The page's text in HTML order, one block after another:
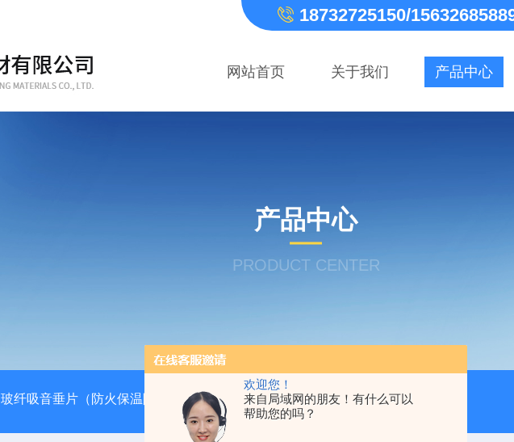
欢迎您！
来自局域网的朋友！有什么可以
帮助您的吗？
18732725150/
网站首页 关于我们 产品中心
产品中心
PRODUCT CENTER
玻纤吸音垂片（防火保温隔音降噪） 岩棉吸音板（吊顶专用装饰材料） 600*600